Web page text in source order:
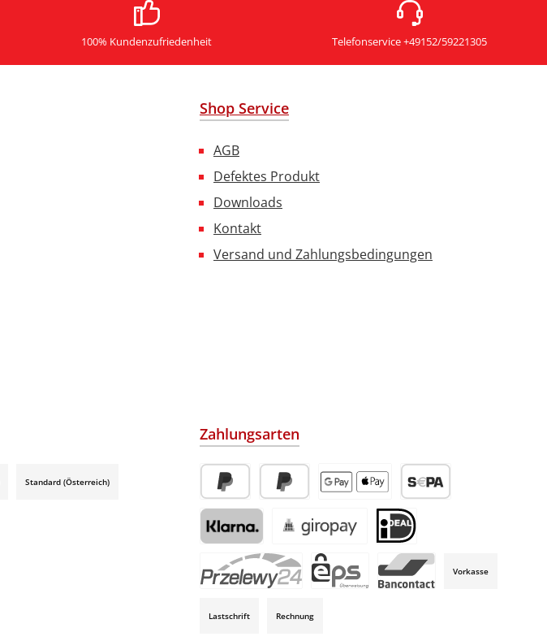
100% Kundenzufriedenheit Telefonservice +49152/59221305
Shop Service
AGB
Defektes Produkt
Downloads
Kontakt
Versand und Zahlungsbedingungen
Standard (Österreich)
Zahlungsarten
PayPal Später BezahlenApple Pay / Google Pay (via Stripe)
SEPA-Lastschrift (via
Klarna (via Stripe)Giropay (via Stripe) iDeal (via Stripe)
Vorkasse
Lastschrift Rechnung